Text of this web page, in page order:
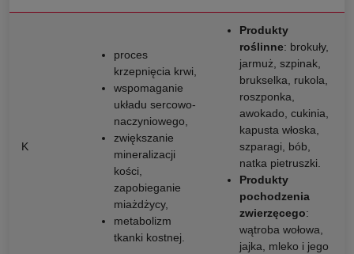
K
proces
krzepnięcia krwi,
wspomaganie
układu sercowo-
naczyniowego,
zwiększanie
mineralizacji
kości,
zapobieganie
miażdżycy,
metabolizm
tkanki kostnej.
Produkty
roślinne: brokuły,
jarmuż, szpinak,
brukselka, rukola,
roszponka,
awokado, cukinia,
kapusta włoska,
szparagi, bób,
natka pietruszki.
Produkty
pochodzenia
zwierzęcego:
wątroba wołowa,
jajka, mleko i jego